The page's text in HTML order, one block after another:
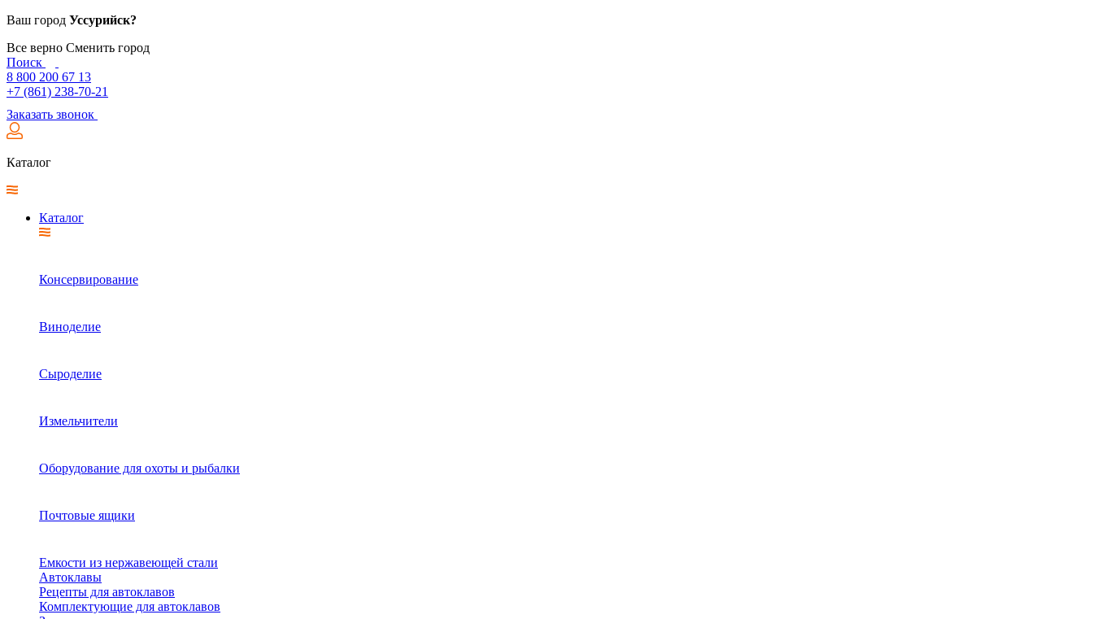
Ваш город Уссурийск?
Все верно Сменить город
Поиск
8 800 200 67 13
+7 (861) 238-70-21
Заказать звонок
Каталог
Каталог
Консервирование
Виноделие
Сыроделие
Измельчители
Оборудование для охоты и рыбалки
Почтовые ящики
Емкости из нержавеющей стали
Автоклавы
Рецепты для автоклавов
Комплектующие для автоклавов